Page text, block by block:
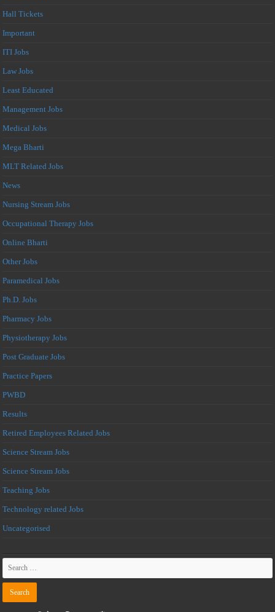
Hall Tickets
Important
ITI Jobs
Law Jobs
Least Educated
Management Jobs
Medical Jobs
Mega Bharti
MLT Related Jobs
News
Nursing Stream Jobs
Occupational Therapy Jobs
Online Bharti
Other Jobs
Paramedical Jobs
Ph.D. Jobs
Pharmacy Jobs
Physiotherapy Jobs
Post Graduate Jobs
Practice Papers
PWBD
Results
Retired Employees Related Jobs
Science Stream Jobs
Science Stream Jobs
Teaching Jobs
Technology related Jobs
Uncategorised